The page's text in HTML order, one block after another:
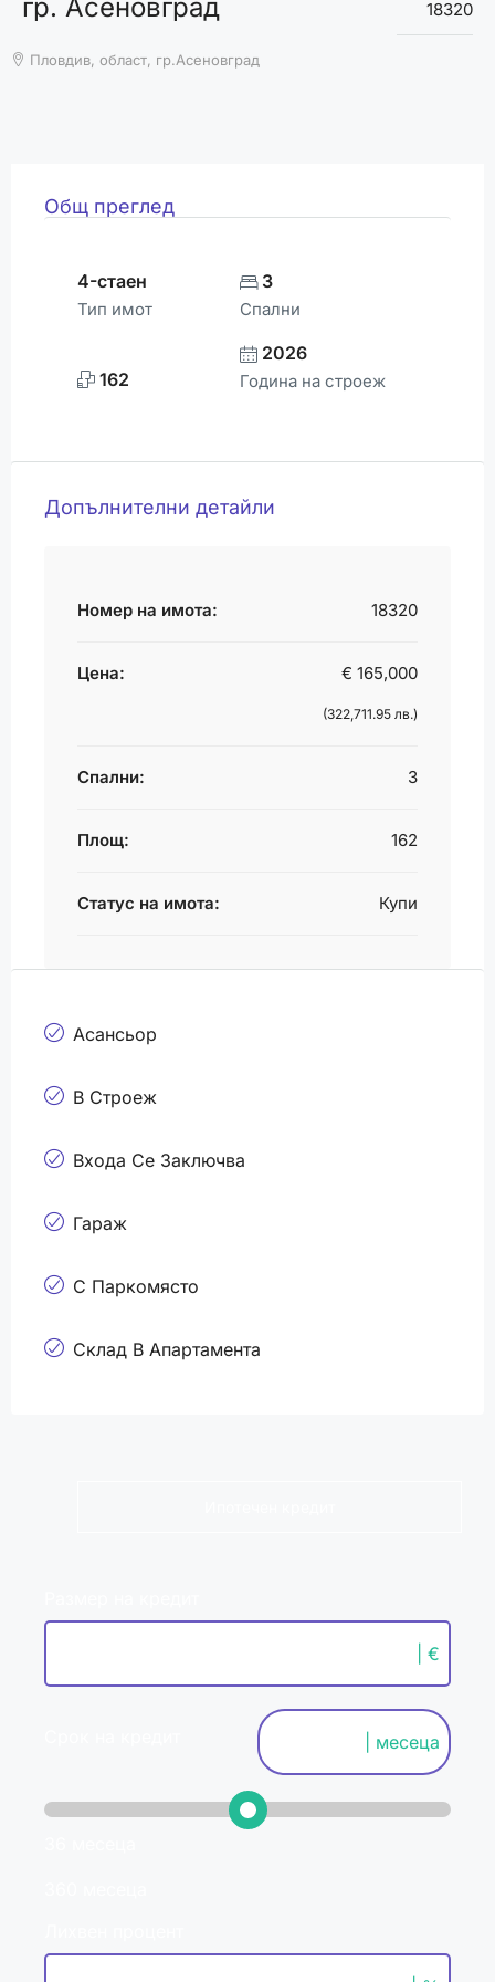
ВРЕМЕТО
гр. Асеновград
18320
Пловдив, област, гр.Асеновград
Общ преглед
4-стаен
Тип имот
3
Спални
162
2026
Година на строеж
Допълнителни детайли
Номер на имота: 18320
Цена: € 165,000
(322,711.95 лв.)
Спални: 3
Площ: 162
Статус на имота: Купи
Асансьор
В Строеж
Входа Се Заключва
Гараж
С Паркомясто
Склад В Апартамента
| €
| месеца